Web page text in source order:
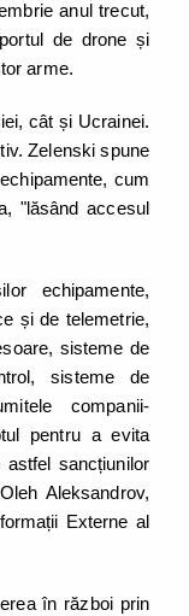
anul trecut,
de drone și
arme.
cât și Ucrainei.
Zelenski spune
cum
"lăsând accesul
echipamente,
și de telemetrie,
sisteme de
sisteme de
companii-
pentru a evita
sancțiunilor
Aleksandrov,
Externe al
în război prin